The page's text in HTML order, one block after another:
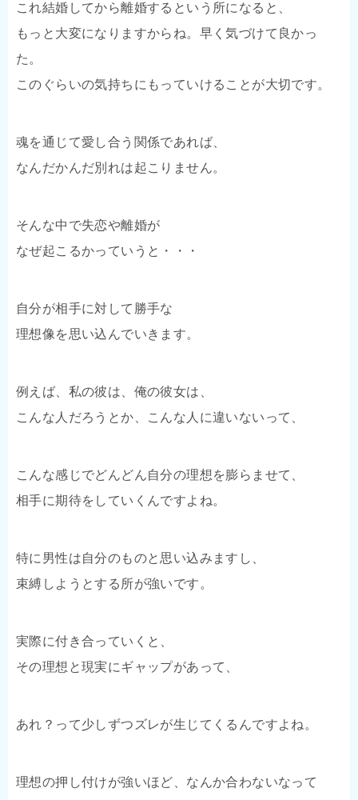
これ結婚してから離婚するという所になると、
もっと大変になりますからね。早く気づけて良かっ
た。
このぐらいの気持ちにもっていけることが大切です。
魂を通じて愛し合う関係であれば、
なんだかんだ別れは起こりません。
そんな中で失恋や離婚が
なぜ起こるかっていうと・・・
自分が相手に対して勝手な
理想像を思い込んでいきます。
例えば、私の彼は、俺の彼女は、
こんな人だろうとか、こんな人に違いないって、
こんな感じでどんどん自分の理想を膨らませて、
相手に期待をしていくんですよね。
特に男性は自分のものと思い込みますし、
束縛しようとする所が強いです。
実際に付き合っていくと、
その理想と現実にギャップがあって、
あれ？って少しずつズレが生じてくるんですよね。
理想の押し付けが強いほど、なんか合わないなって